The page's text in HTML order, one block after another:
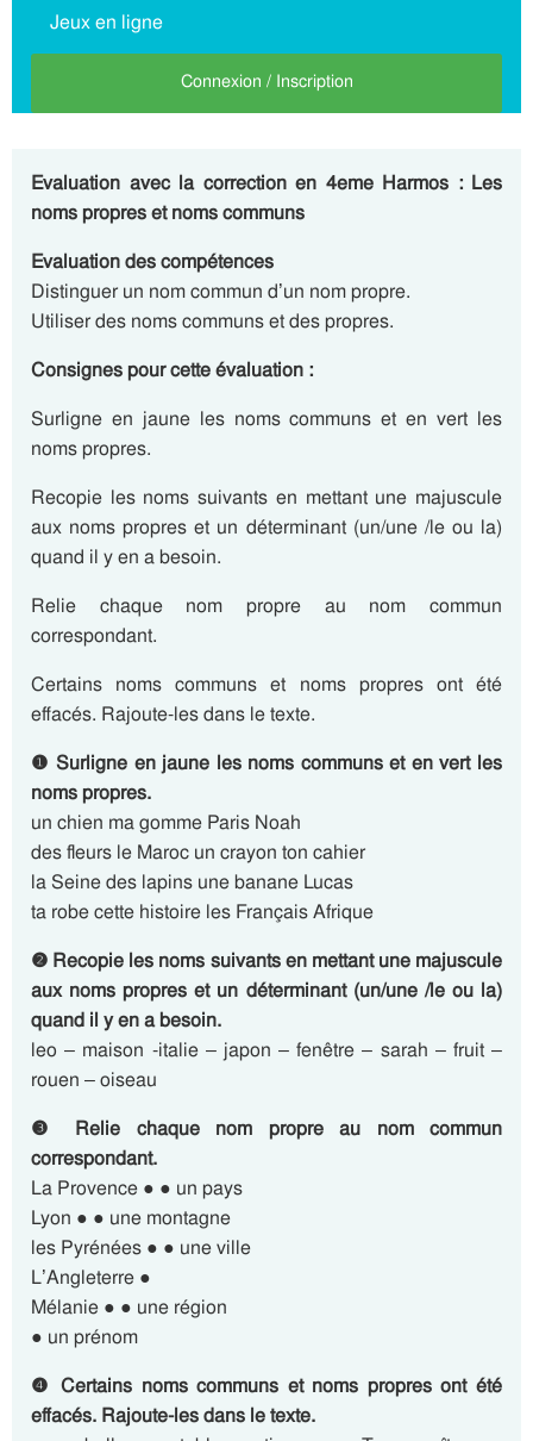
Jeux en ligne
Connexion / Inscription
Evaluation avec la correction en 4eme Harmos : Les
noms propres et noms communs
Evaluation des compétences
Distinguer un nom commun d’un nom propre.
Utiliser des noms communs et des propres.
Consignes pour cette évaluation :
Surligne en jaune les noms communs et en vert les
noms propres.
Recopie les noms suivants en mettant une majuscule
aux noms propres et un déterminant (un/une /le ou la)
quand il y en a besoin.
Relie chaque nom propre au nom commun
correspondant.
Certains noms communs et noms propres ont été
effacés. Rajoute-les dans le texte.
❶ Surligne en jaune les noms communs et en vert les
noms propres.
un chien ma gomme Paris Noah
des fleurs le Maroc un crayon ton cahier
la Seine des lapins une banane Lucas
ta robe cette histoire les Français Afrique
❷ Recopie les noms suivants en mettant une majuscule
aux noms propres et un déterminant (un/une /le ou la)
quand il y en a besoin.
leo – maison -italie – japon – fenêtre – sarah – fruit –
rouen – oiseau
❸ Relie chaque nom propre au nom commun
correspondant.
La Provence ● ● un pays
Lyon ● ● une montagne
les Pyrénées ● ● une ville
L’Angleterre ●
Mélanie ● ● une région
● un prénom
❹ Certains noms communs et noms propres ont été
effacés. Rajoute-les dans le texte.